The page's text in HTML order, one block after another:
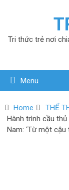
Tri thức trẻ nơi
Menu
Home
THỂ
Hành trình cầu
Nam: ‘Từ một